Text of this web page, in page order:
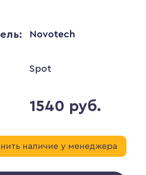
Novotech
Spot
1540 руб.
наличие у менеджера